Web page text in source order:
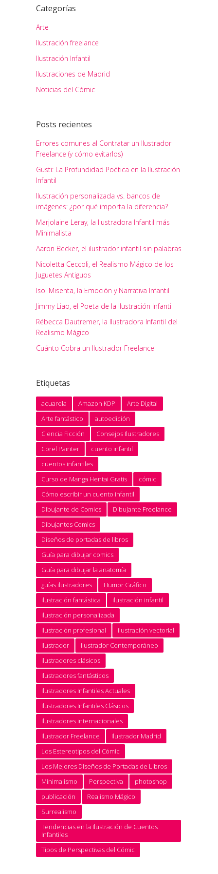
Categorías
Arte
Ilustración freelance
Ilustración Infantil
Ilustraciones de Madrid
Noticias del Cómic
Posts recientes
Errores comunes al Contratar un Ilustrador
Freelance (y cómo evitarlos)
Gusti: La Profundidad Poética en la Ilustración
Infantil
Ilustración personalizada vs. bancos de
imágenes: ¿por qué importa la diferencia?
Marjolaine Leray, la Ilustradora Infantil más
Minimalista
Aaron Becker, el ilustrador infantil sin palabras
Nicoletta Ceccoli, el Realismo Mágico de los
Juguetes Antiguos
Isol Misenta, la Emoción y Narrativa Infantil
Jimmy Liao, el Poeta de la Ilustración Infantil
Rébecca Dautremer, la Ilustradora Infantil del
Realismo Mágico
Cuánto Cobra un Ilustrador Freelance
Etiquetas
acuarela Amazon KDP
Arte Digital
Arte fantástico
autoedición
Ciencia Ficción
Consejos Ilustradores
Corel Painter
cuento infantil
cuentos infantiles
Curso de Manga Hentai Gratis
cómic
Cómo escribir un cuento infantil
Dibujante de Comics
Dibujante Freelance
Dibujantes Comics
Diseños de portadas de libros
Guía para dibujar comics
Guía para dibujar la anatomía
guías ilustradores
Humor Gráfico
ilustración fantástica
ilustración infantil
ilustración personalizada
ilustración profesional
ilustración vectorial
Ilustrador
Ilustrador Contemporáneo
ilustradores clásicos
Ilustradores fantásticos
Ilustradores Infantiles Actuales
Ilustradores Infantiles Clásicos
Ilustradores internacionales
Ilustrador Freelance
Ilustrador Madrid
Los Estereotipos del Cómic
Los Mejores Diseños de Portadas de Libros
Minimalismo
Perspectiva
photoshop
publicación
Realismo Mágico
Surrealismo
Tendencias en la Ilustración de Cuentos
Infantiles
Tipos de Perspectivas del Cómic